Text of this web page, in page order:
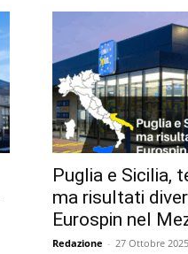
Puglia e Sicilia,
ma risultati
Eurospin nel
Redazione - 27 Ottobre 2025